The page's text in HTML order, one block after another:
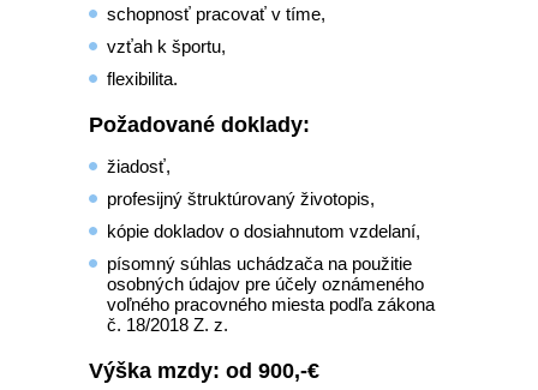
schopnosť pracovať v tíme,
vzťah k športu,
flexibilita.
Požadované doklady:
žiadosť,
profesijný štruktúrovaný životopis,
kópie dokladov o dosiahnutom vzdelaní,
písomný súhlas uchádzača na použitie
osobných údajov pre účely oznámeného
voľného pracovného miesta podľa zákona
č. 18/2018 Z. z.
Výška mzdy: od 900,-€